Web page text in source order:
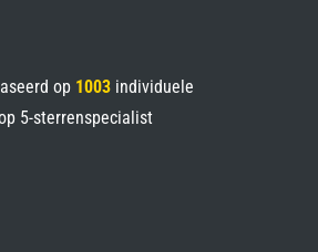
op 1003individuele
5-sterrenspecialist